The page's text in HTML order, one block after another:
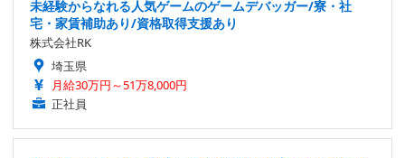
未経験からなれる人気ゲームのゲームデバッガー/寮・社
宅・家賃補助あり/資格取得支援あり
株式会社RK
埼玉県
月給30万円～51万8,000円
正社員